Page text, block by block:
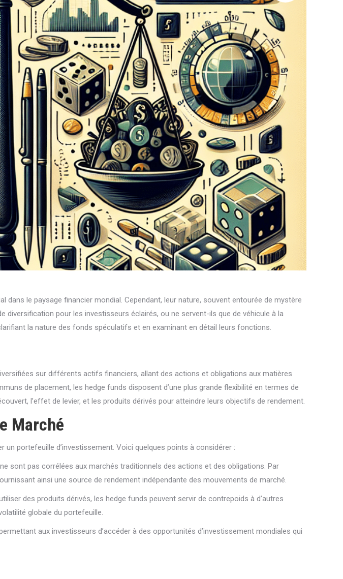
le paysage financier mondial. Cependant, leur nature, souvent entourée de mystère
pour les investisseurs éclairés, ou ne servent-ils que de véhicule à la
la nature des fonds spéculatifs et en examinant en détail leurs fonctions.
sur différents actifs financiers, allant des actions et obligations aux matières
de placement, les hedge funds disposent d’une plus grande flexibilité en termes de
l’effet de levier, et les produits dérivés pour atteindre leurs objectifs de rendement.
Marché
portefeuille d’investissement. Voici quelques points à considérer :
sont pas corrélées aux marchés traditionnels des actions et des obligations. Par
ainsi une source de rendement indépendante des mouvements de marché.
des produits dérivés, les hedge funds peuvent servir de contrepoids à d’autres
globale du portefeuille.
aux investisseurs d’accéder à des opportunités d’investissement mondiales qui